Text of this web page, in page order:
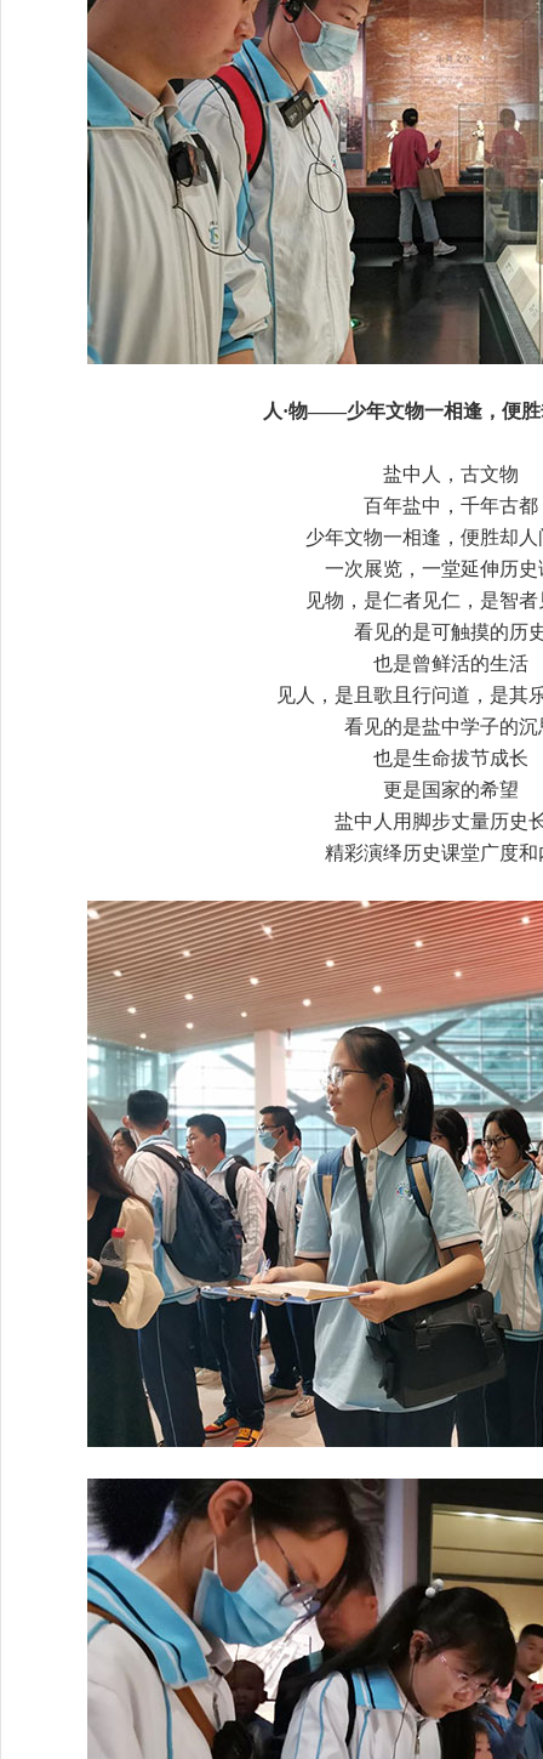
人·物——少年文物一相逢，便
盐中人，古文物
百年盐中，千年古都
少年文物一相逢，便胜却人
一次展览，一堂延伸历史
见物，是仁者见仁，是智者
看见的是可触摸的历
也是曾鲜活的生活
见人，是且歌且行问道，是其
看见的是盐中学子的沉
也是生命拔节成长
更是国家的希望
盐中人用脚步丈量历史
精彩演绎历史课堂广度和